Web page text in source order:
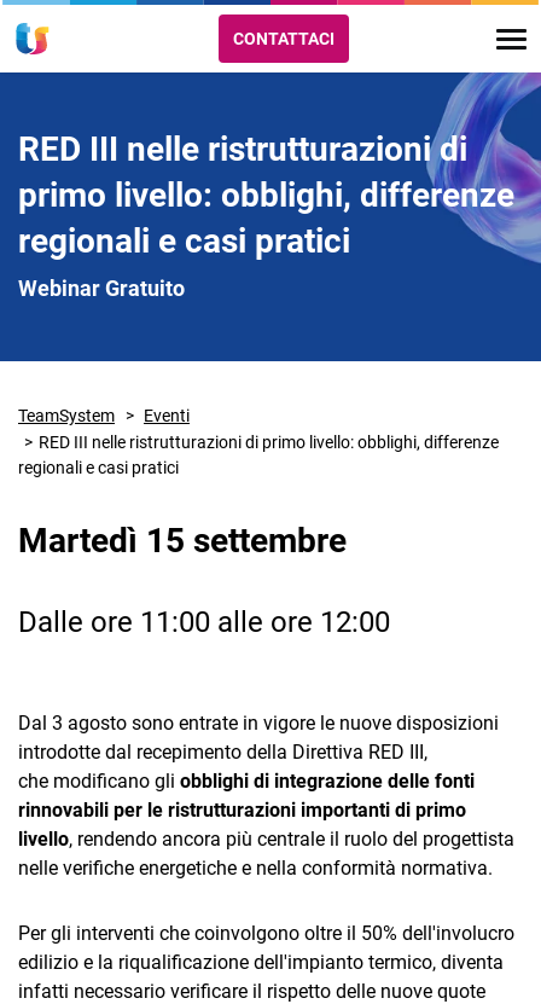
CRM
Ecommerce
Email Marketing
Fatturazione
Financial Solutions
HR
CONTATTACI
RED III nelle ristrutturazioni di
primo livello: obblighi, differenze
regionali e casi pratici
Webinar Gratuito
TeamSystem
Eventi
RED III nelle ristrutturazioni di primo livello: obblighi, differenze
regionali e casi pratici
Martedì 15 settembre
Dalle ore 11:00 alle ore 12:00
Dal 3 agosto sono entrate in vigore le nuove disposizioni
introdotte dal recepimento della Direttiva RED III,
che modificano gli obblighi di integrazione delle fonti
rinnovabili per le ristrutturazioni importanti di primo
livello, rendendo ancora più centrale il ruolo del progettista
nelle verifiche energetiche e nella conformità normativa.
Per gli interventi che coinvolgono oltre il 50% dell'involucro
edilizio e la riqualificazione dell'impianto termico, diventa
infatti necessario verificare il rispetto delle nuove quote